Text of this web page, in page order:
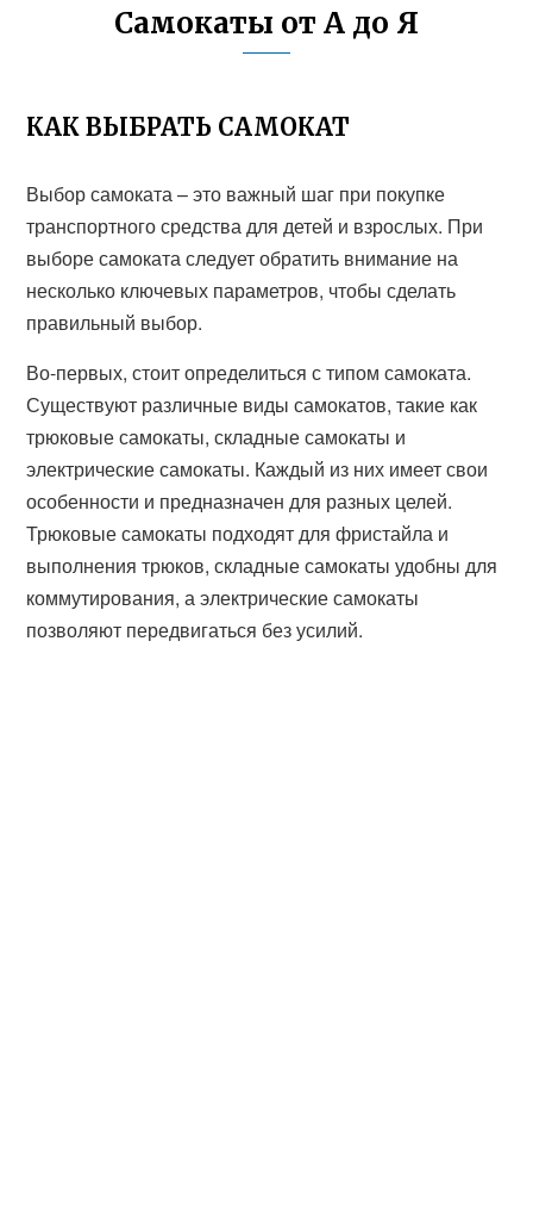
Самокаты от А до Я
КАК ВЫБРАТЬ САМОКАТ
Выбор самоката – это важный шаг при покупке
транспортного средства для детей и взрослых. При
выборе самоката следует обратить внимание на
несколько ключевых параметров, чтобы сделать
правильный выбор.
Во-первых, стоит определиться с типом самоката.
Существуют различные виды самокатов, такие как
трюковые самокаты, складные самокаты и
электрические самокаты. Каждый из них имеет свои
особенности и предназначен для разных целей.
Трюковые самокаты подходят для фристайла и
выполнения трюков, складные самокаты удобны для
коммутирования, а электрические самокаты
позволяют передвигаться без усилий.